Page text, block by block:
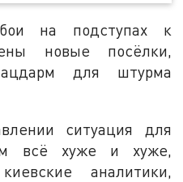
на подступах к
новые посёлки,
для штурма
ситуация для
всё хуже и хуже,
аналитики,